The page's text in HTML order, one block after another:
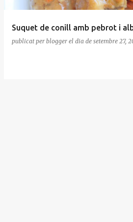
Suquet de conill amb pebrot i
publicat per blogger el dia de setembre 27,